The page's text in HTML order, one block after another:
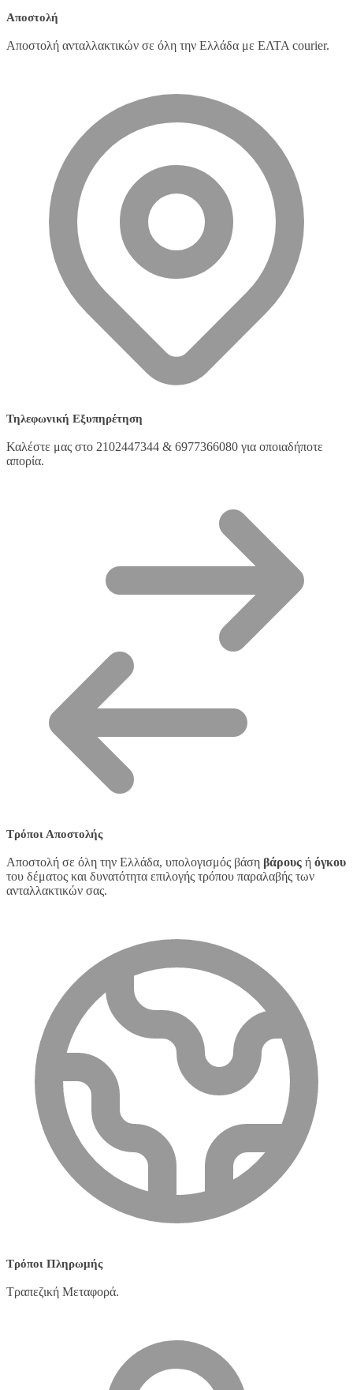
Αποστολή
Αποστολή ανταλλακτικών σε όλη την Ελλάδα με ΕΛΤΑ courier.
Τηλεφωνική Εξυπηρέτηση
Καλέστε μας στο 2102447344 & 6977366080 για οποιαδήποτε
απορία.
Τρόποι Αποστολής
Αποστολή σε όλη την Ελλάδα, υπολογισμός βάση βάρους ή όγκου
του δέματος και δυνατότητα επιλογής τρόπου παραλαβής των
ανταλλακτικών σας.
Τρόποι Πληρωμής
Τραπεζική Μεταφορά.